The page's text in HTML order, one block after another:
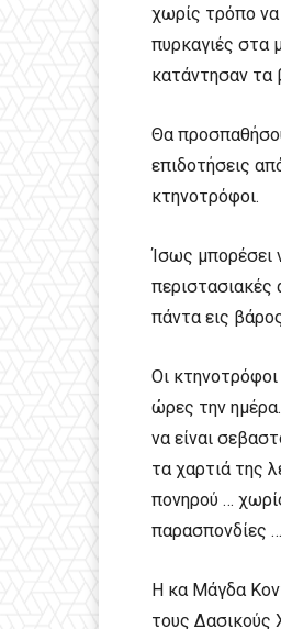
χωρίς τρόπο να
πυρκαγιές στα
κατάντησαν τα
Θα
επιδοτήσεις
κτηνοτρόφοι.
Ίσως μπορέσει
περιστασιακές
πάντα εις
Οι
ώρες την
να είναι
τα χαρτιά της
πονηρού …
παρασπονδίες …
Η κα Μάγδα
τους Δασικούς